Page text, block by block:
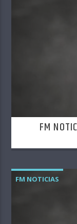
FM
FM NOTICIAS